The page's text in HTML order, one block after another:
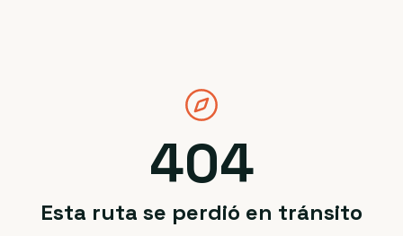
404
Esta ruta se perdió en tránsito